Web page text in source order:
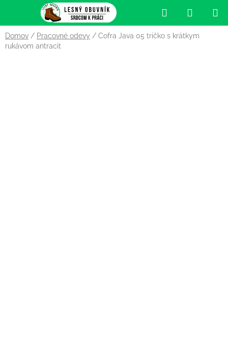
obsah
Hľadať
KOŠÍK
Domov / Pracovné odevy / Cofra Java 05 tričko s krátkym
rukávom antracit